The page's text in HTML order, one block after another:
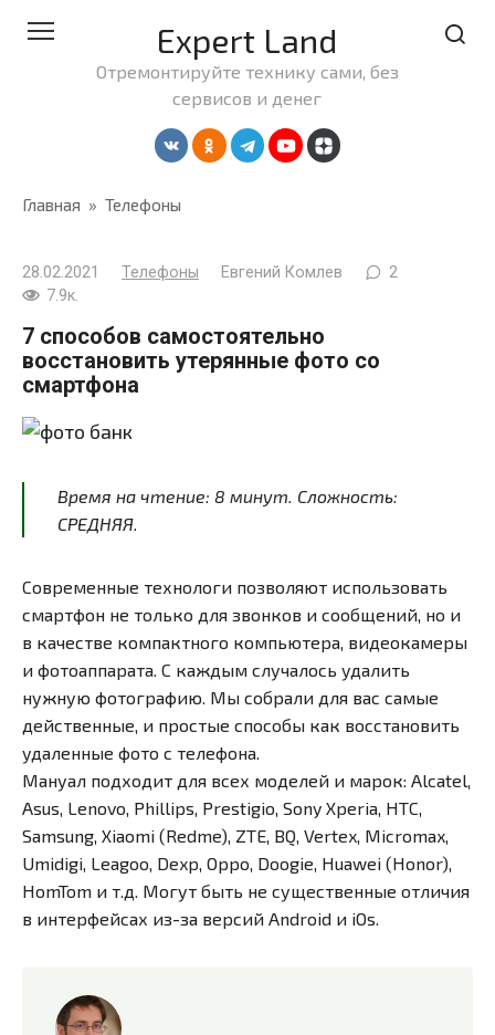
Expert Land
Отремонтируйте технику сами, без
сервисов и денег
Главная » Телефоны
28.02.2021 Телефоны Евгений Комлев
2
7.9к.
7 способов самостоятельно
восстановить утерянные фото со
смартфона
Время на чтение: 8 минут . Сложность:
СРЕДНЯЯ.
Современные технологи позволяют использовать
смартфон не только для звонков и сообщений, но и
в качестве компактного компьютера, видеокамеры
и фотоаппарата. С каждым случалось удалить
нужную фотографию. Мы собрали для вас самые
действенные, и простые способы как восстановить
удаленные фото с телефона.
Мануал подходит для всех моделей и марок: Alcatel,
Asus, Lenovo, Phillips, Prestigio, Sony Xperia, HTC,
Samsung, Xiaomi (Redme), ZTE, BQ, Vertex, Micromax,
Umidigi, Leagoo, Dexp, Oppo, Doogie, Huawei (Honor),
HomTom и т.д. Могут быть не существенные отличия
в интерфейсах из-за версий Android и iOs.